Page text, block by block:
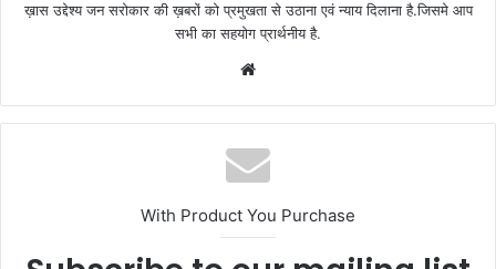
ख़ास उद्देश्य जन सरोकार की ख़बरों को प्रमुखता से उठाना एवं न्याय दिलाना है.जिसमे आप
सभी का सहयोग प्रार्थनीय है.
With Product You Purchase